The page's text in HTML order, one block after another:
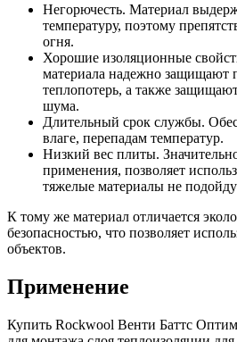
Негорючесть. Материал
температуру, поэтому
огня.
Хорошие изоляционные
материала надежно защищают
теплопотерь, а также
шума.
Длительный срок службы.
влаге, перепадам температур.
Низкий вес плиты.
применения, позволяет
тяжелые материалы не
К тому же материал отличается
безопасностью, что позволяет
объектов.
Применение
Купить Rockwool Венти Баттс